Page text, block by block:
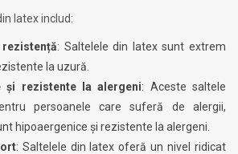
latex includ:
: Saltelele din latex sunt extrem
la uzură.
și rezistente la alergeni: Aceste saltele
persoanele care suferă de alergii,
hipoaergenice și rezistente la alergeni.
: Saltelele din latex oferă un nivel ridicat